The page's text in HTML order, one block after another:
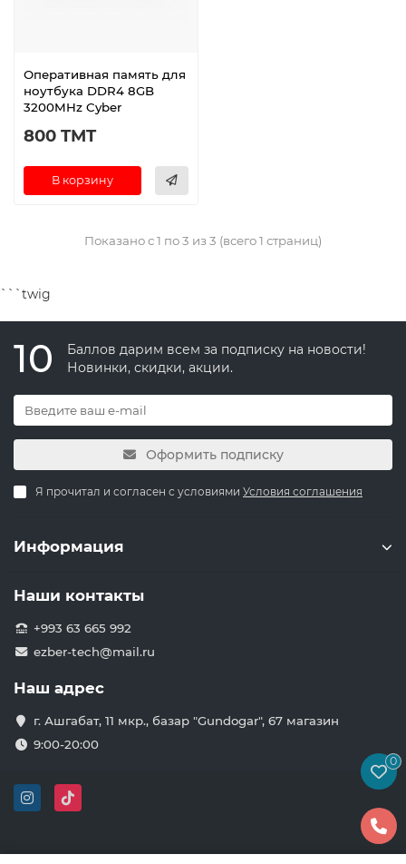
Оперативная память для
ноутбука DDR4 8GB
3200MHz Cyber
800 TMT
В корзину
Показано с 1 по 3 из 3 (всего 1 страниц)
```twig
10
Баллов дарим всем за подписку на новости!
Новинки, скидки, акции.
Оформить подписку
Я прочитал и согласен с условиями Условия соглашения
Информация
Наши контакты
+993 63 665 992
ezber-tech@mail.ru
Наш адрес
г. Ашгабат, 11 мкр., базар "Gundogar", 67 магазин
9:00-20:00
0